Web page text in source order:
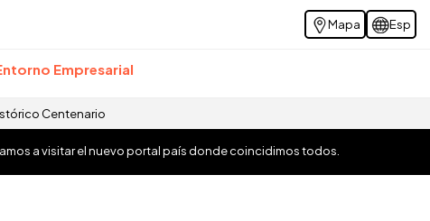
Mapa Esp
Empresarial
Centenario
a visitar el nuevo portal país donde coincidimos todos.